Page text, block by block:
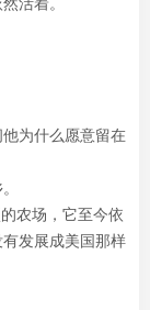
活着。
为什么愿意留在
农场，它至今依
发展成美国那样